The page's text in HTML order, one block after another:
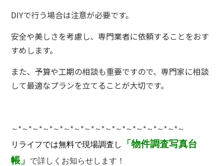
DIYで行う場合は注意が必要です。
安全や美しさを考慮し、専門業者に依頼することをおす
すめします。
また、予算や工期の相談も重要ですので、専門家に相談
して最適なプランを立てることが大切です。
～*～*～*～*～*～*～*～*～*～*～*～*～*～*～*～*～
リライフでは無料で現場調査し
「物件調査写真台
帳」
で詳しくお知らせします！